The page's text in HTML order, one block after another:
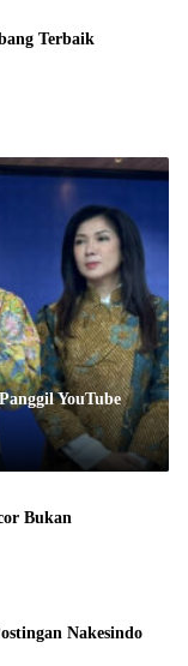
Terbaik
YouTube
Bukan
Nakesindo